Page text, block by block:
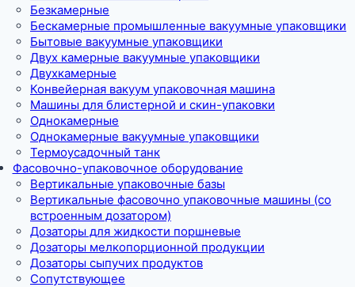
Безкамерные
Бескамерные промышленные вакуумные упаковщики
Бытовые вакуумные упаковщики
Двух камерные вакуумные упаковщики
Двухкамерные
Конвейерная вакуум упаковочная машина
Машины для блистерной и скин-упаковки
Однокамерные
Однокамерные вакуумные упаковщики
Термоусадочный танк
Фасовочно-упаковочное оборудование
Вертикальные упаковочные базы
Вертикальные фасовочно упаковочные машины (со
встроенным дозатором)
Дозаторы для жидкости поршневые
Дозаторы мелкопорционной продукции
Дозаторы сыпучих продуктов
Сопутствующее